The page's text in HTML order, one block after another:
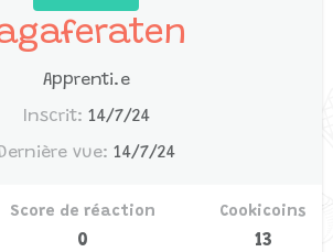
Apprenti.e
Inscrit 14/7/24
vue 14/7/24
Score de réaction
0
Cookicoins
13